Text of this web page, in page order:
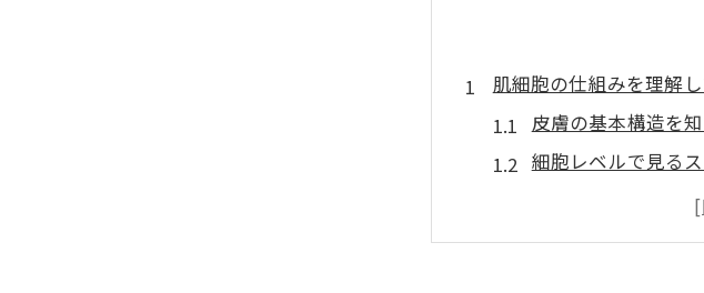
肌細胞の仕組みを理解
皮膚の基本構造を
細胞レベルで見る
ターンオーバーの
外部環境が肌細胞